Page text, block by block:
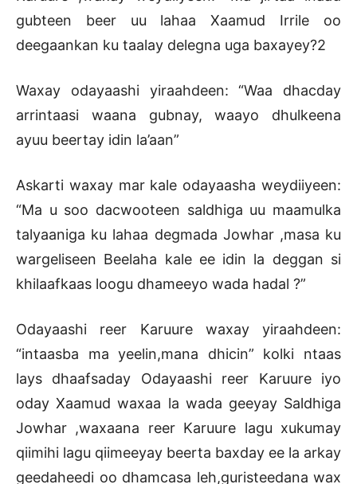
gubteen beer uu lahaa Xaamud Irrile oo
deegaankan ku taalay delegna uga baxayey?2
Waxay odayaashi yiraahdeen: “Waa dhacday
arrintaasi waana gubnay, waayo dhulkeena
ayuu beertay idin la’aan”
Askarti waxay mar kale odayaasha weydiiyeen:
“Ma u soo dacwooteen saldhiga uu maamulka
talyaaniga ku lahaa degmada Jowhar ,masa ku
wargeliseen Beelaha kale ee idin la deggan si
khilaafkaas loogu dhameeyo wada hadal ?”
Odayaashi reer Karuure waxay yiraahdeen:
“intaasba ma yeelin,mana dhicin” kolki ntaas
lays dhaafsaday Odayaashi reer Karuure iyo
oday Xaamud waxaa la wada geeyay Saldhiga
Jowhar ,waxaana reer Karuure lagu xukumay
qiimihi lagu qiimeeyay beerta baxday ee la arkay
geedaheedi oo dhamcasa leh,guristeedana wax